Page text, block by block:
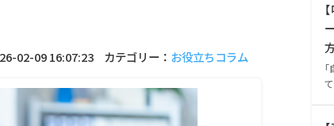
02-09 16:07:23 カテゴリー： お役立ちコラム